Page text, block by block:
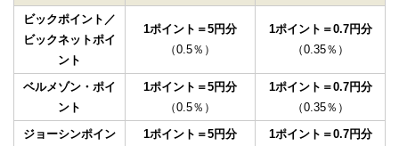
ビックポイント／
ビックネットポイ
ント
1ポイント＝5円分
（0.5％）
1ポイント＝0.7円分
（0.35％）
ベルメゾン・ポイ
ント
1ポイント＝5円分
（0.5％）
1ポイント＝0.7円分
（0.35％）
ジョーシンポイン
1ポイント＝5円分
1ポイント＝0.7円分